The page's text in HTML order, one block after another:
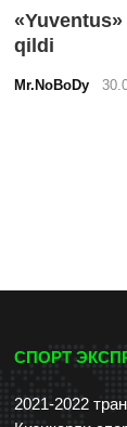
qildi
Mr.NoBoDy
СПОРТ
2021-2022